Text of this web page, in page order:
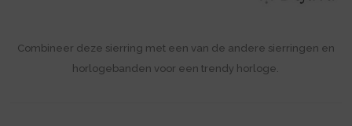
Combineer deze sierring met een van de andere sierringen en
horlogebanden voor een trendy horloge.